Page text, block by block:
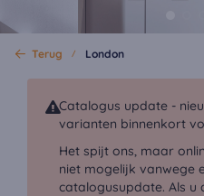
Terug London
Catalogus update -
varianten binnenkort
Het spijt ons, maar
niet mogelijk vanwege
catalogusupdate. Als